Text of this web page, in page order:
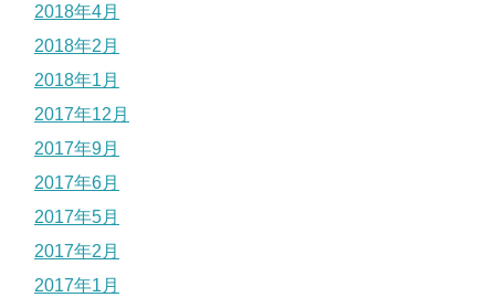
2018年4月
2018年2月
2018年1月
2017年12月
2017年9月
2017年6月
2017年5月
2017年2月
2017年1月